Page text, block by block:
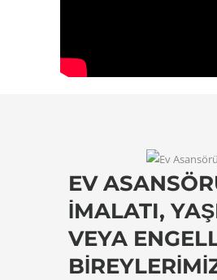
EV
İMALATI,
VEYA